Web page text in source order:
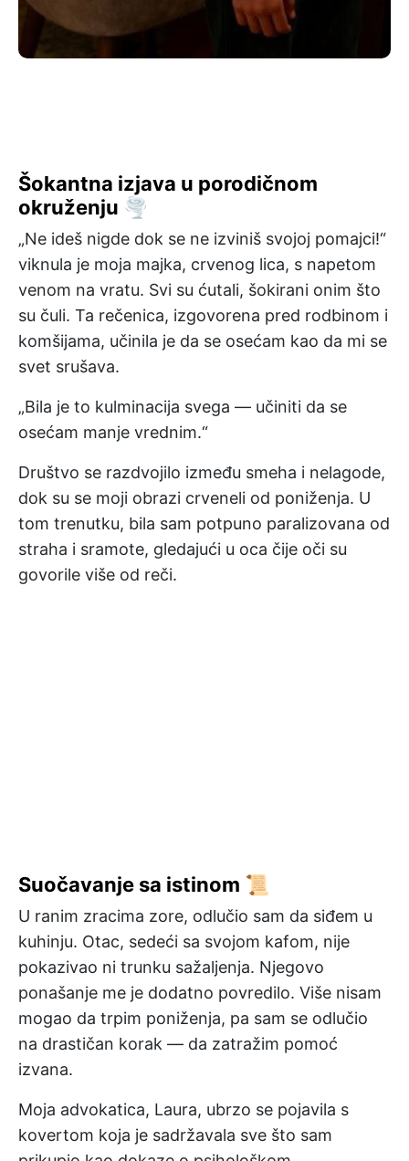
Šokantna izjava u porodičnom
okruženju 🌪️
„Ne ideš nigde dok se ne izviniš svojoj pomajci!“
viknula je moja majka, crvenog lica, s napetom
venom na vratu. Svi su ćutali, šokirani onim što
su čuli. Ta rečenica, izgovorena pred rodbinom i
komšijama, učinila je da se osećam kao da mi se
svet srušava.
„Bila je to kulminacija svega — učiniti da se
osećam manje vrednim.“
Društvo se razdvojilo između smeha i nelagode,
dok su se moji obrazi crveneli od poniženja. U
tom trenutku, bila sam potpuno paralizovana od
straha i sramote, gledajući u oca čije oči su
govorile više od reči.
Suočavanje sa istinom 📜
U ranim zracima zore, odlučio sam da siđem u
kuhinju. Otac, sedeći sa svojom kafom, nije
pokazivao ni trunku sažaljenja. Njegovo
ponašanje me je dodatno povredilo. Više nisam
mogao da trpim poniženja, pa sam se odlučio
na drastičan korak — da zatražim pomoć
izvana.
Moja advokatica, Laura, ubrzo se pojavila s
kovertom koja je sadržavala sve što sam